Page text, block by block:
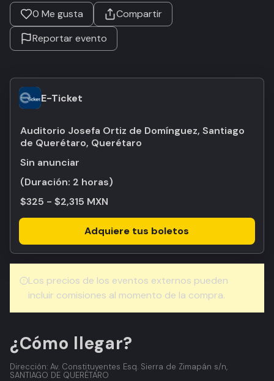
0 Me gusta
Compartir
Reportar evento
E-Ticket
Auditorio Josefa Ortiz de Domínguez, Santiago
de Querétaro, Querétaro
Sin anunciar
(Duración: 2 horas)
$325 - $2,315 MXN
Adquiere tus boletos
Los precios de los eventos externos pueden
incluir comisiones al momento de la compra.
¿Cómo llegar?
Dirección: Av. Constituyentes Esq. Sierra de Zimapán s/n,
SANTIAGO DE QUERÉTARO